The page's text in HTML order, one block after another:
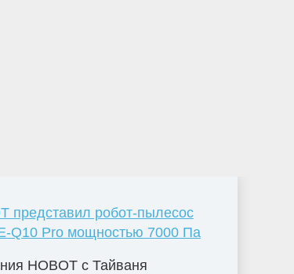
представил робот-пылесос
Q10 Pro мощностью 7000 Па
HOBOT с Тайваня